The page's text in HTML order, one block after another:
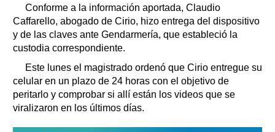
Conforme a la información aportada, Claudio
Caffarello, abogado de Cirio, hizo entrega del dispositivo
y de las claves ante Gendarmería, que estableció la
custodia correspondiente.
Este lunes el magistrado ordenó que Cirio entregue su
celular en un plazo de 24 horas con el objetivo de
peritarlo y comprobar si allí están los videos que se
viralizaron en los últimos días.